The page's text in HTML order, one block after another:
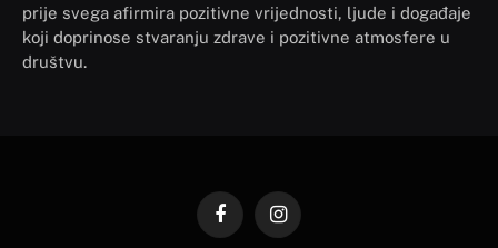
prije svega afirmira pozitivne vrijednosti, ljude i događaje
koji doprinose stvaranju zdrave i pozitivne atmosfere u
društvu.
FacebookInstagram